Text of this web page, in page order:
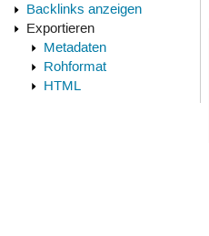
Backlinks anzeigen
Exportieren
Metadaten
Rohformat
HTML